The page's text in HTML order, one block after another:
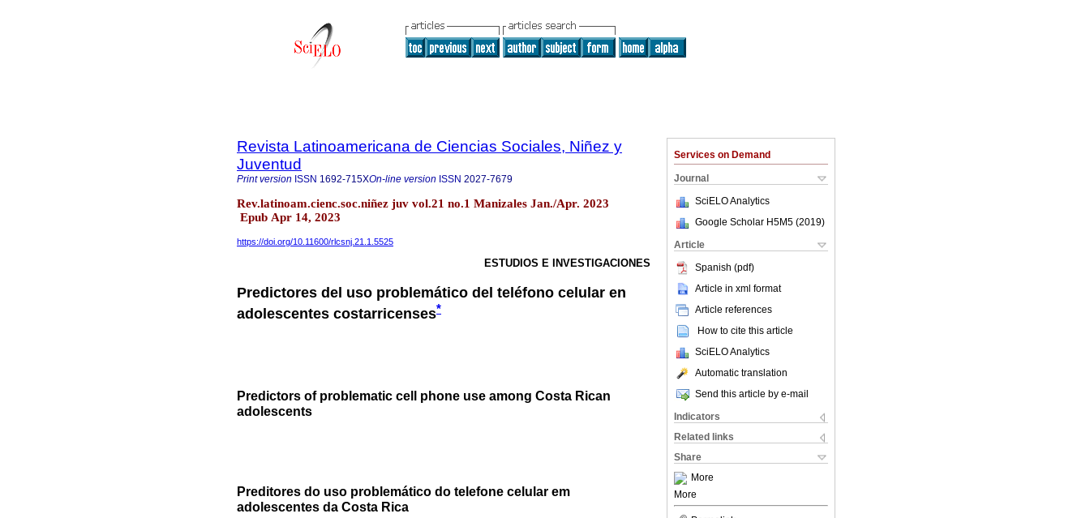
Services on Demand
Journal
SciELO Analytics
Google Scholar H5M5 (2019)
Article
Spanish (pdf)
Article in xml format
Article references
How to cite this article
SciELO Analytics
Automatic translation
Send this article by e-mail
Indicators
Related links
Share
More
More
Revista Latinoamericana de Ciencias Sociales, Niñez y
Juventud
Print version ISSN 1692-715XOn-line version ISSN 2027-7679
Rev.latinoam.cienc.soc.niñez juv vol.21 no.1 Manizales Jan./Apr. 2023
Epub Apr 14, 2023
https://doi.org/10.11600/rlcsnj.21.1.5525
ESTUDIOS E INVESTIGACIONES
Predictores del uso problemático del teléfono celular en
adolescentes costarricenses*
Predictors of problematic cell phone use among Costa Rican
adolescents
Preditores do uso problemático do telefone celular em
adolescentes da Costa Rica